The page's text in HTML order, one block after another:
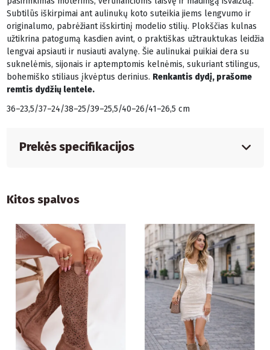
Subtilūs iškirpimai ant aulinukų koto suteikia jiems lengvumo ir
originalumo, pabrėžiant išskirtinį modelio stilių. Plokščias kulnas
užtikrina patogumą kasdien avint, o praktiškas užtrauktukas leidžia
lengvai apsiauti ir nusiauti avalynę. Šie aulinukai puikiai dera su
suknelėmis, sijonais ir aptemptomis kelnėmis, sukuriant stilingus,
bohemiško stiliaus įkvėptus derinius. Renkantis dydį, prašome
remtis dydžių lentele.
36–23,5/37–24/38–25/39–25,5/40–26/41–26,5 cm
Prekės specifikacijos
Kitos spalvos